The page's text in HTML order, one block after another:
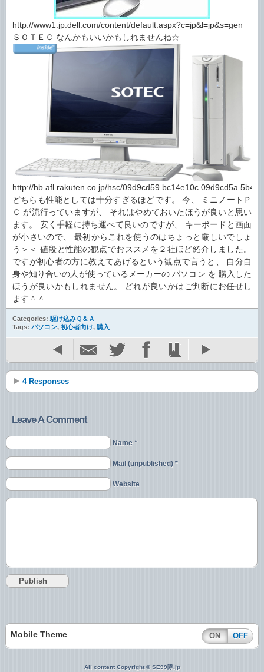
http://www1.jp.dell.com/content/default.aspx?c=jp&l=jp&s=gen
ＳＯＴＥＣ なんかもいいかもしれませんね☆
http://hb.afl.rakuten.co.jp/hsc/
どちらも性能としては十分すぎるほどです。 今、 ミニノートＰ
Ｃ が流行っていますが、 それはやめておいたほうが良いと思い
ます。 安く手軽に持ち運べて良いのですが、 キーボードと画面
が小さいので、 最初からこれを使うのはちょっと厳しいでしょ
う＞＜ 値段と性能の観点でおススメを２社ほど紹介しました。
ですが初心者の方に教えてあげるという観点で言うと、 自分自
身や知り合いの人が使っているメーカーの パソコン を 購入した
ほうが良いかもしれません。 どれが良いかはご判断にお任せし
ます＾＾
Categories: 駆け込みＱ＆Ａ
Tags: パソコン, 初心者向け, 購入
4 Responses
Leave A Comment
Name *
Mail (unpublished) *
Website
Mobile Theme ON OFF
All content Copyright © SE99隊.jp